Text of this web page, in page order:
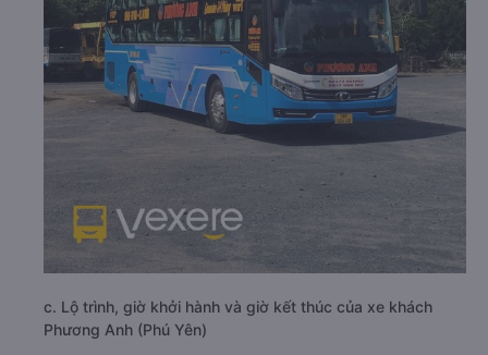
c. Lộ trình, giờ khởi hành và giờ kết thúc của xe khách
Phương Anh (Phú Yên)